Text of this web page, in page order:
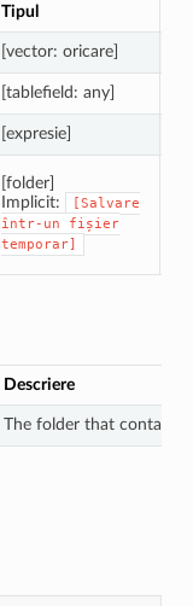
Tipul
[vector: oricare]
[tablefield: any]
[expresie]
[folder]
Implicit:
[Salvare
într-un
fișier
temporar]
Descriere
The folder that contains